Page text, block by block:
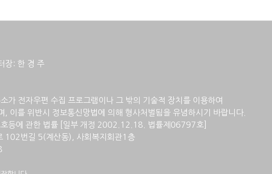
장: 한 경 주
전자우편 수집 프로그램이나 그 밖의 기술적 장치를 이용하여
를 위반시 정보통신망법에 의해 형사처벌됨을 유념하시기 바랍니다.
호등에 관한 법률 [일부 개정 2002.12.18. 법률제06797호]
102번길 5(계산동), 사회복지회관1층